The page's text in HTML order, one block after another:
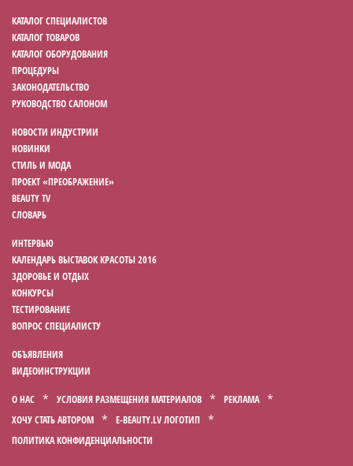
КАТАЛОГ СПЕЦИАЛИСТОВ
КАТАЛОГ ТОВАРОВ
КАТАЛОГ ОБОРУДОВАНИЯ
ПРОЦЕДУРЫ
ЗАКОНОДАТЕЛЬСТВО
РУКОВОДСТВО САЛОНОМ
НОВОСТИ ИНДУСТРИИ
НОВИНКИ
СТИЛЬ И МОДА
ПРОЕКТ «ПРЕОБРАЖЕНИЕ»
BEAUTY TV
СЛОВАРЬ
ИНТЕРВЬЮ
КАЛЕНДАРЬ ВЫСТАВОК КРАСОТЫ 2016
ЗДОРОВЬЕ И ОТДЫХ
КОНКУРСЫ
ТЕСТИРОВАНИЕ
ВОПРОС СПЕЦИАЛИСТУ
ОБЪЯВЛЕНИЯ
ВИДЕОИНСТРУКЦИИ
О НАС УСЛОВИЯ РАЗМЕЩЕНИЯ МАТЕРИАЛОВ
РЕКЛАМА
ХОЧУ СТАТЬ АВТОРОМ
E-BEAUTY.LV ЛОГОТИП
ПОЛИТИКА КОНФИДЕНЦИАЛЬНОСТИ